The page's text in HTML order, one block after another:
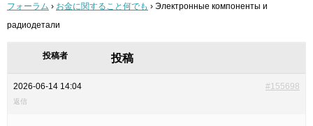
フォーラム › お金に関すること何でも › Электронные компоненты и
радиодетали
投稿者 投稿
2026-06-14 14:04 #155698
返信